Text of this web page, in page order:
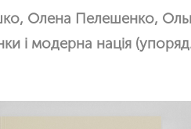
Олена Пелешенко,
і модерна нація